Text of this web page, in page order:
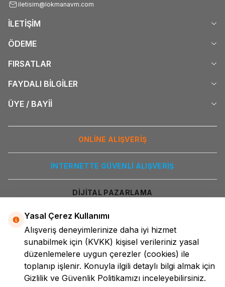
iletisim@lokmanavm.com
İLETİŞİM
ÖDEME
FIRSATLAR
FAYDALI BİLGİLER
ÜYE / BAYİİ
ONLİNE ALIŞVERİŞ
İNTERNETTE GÜVENLİ ALIŞVERİŞ
DİJİTAL PAZARLAMA
LokmanAVM
Yasal Çerez Kullanımı
Alışveriş deneyimlerinize daha iyi hizmet
sunabilmek için (KVKK) kişisel verileriniz yasal
düzenlemelere uygun çerezler (cookies) ile
toplanıp işlenir. Konuyla ilgili detaylı bilgi almak için
Gizlilik ve Güvenlik Politikamızı inceleyebilirsiniz.